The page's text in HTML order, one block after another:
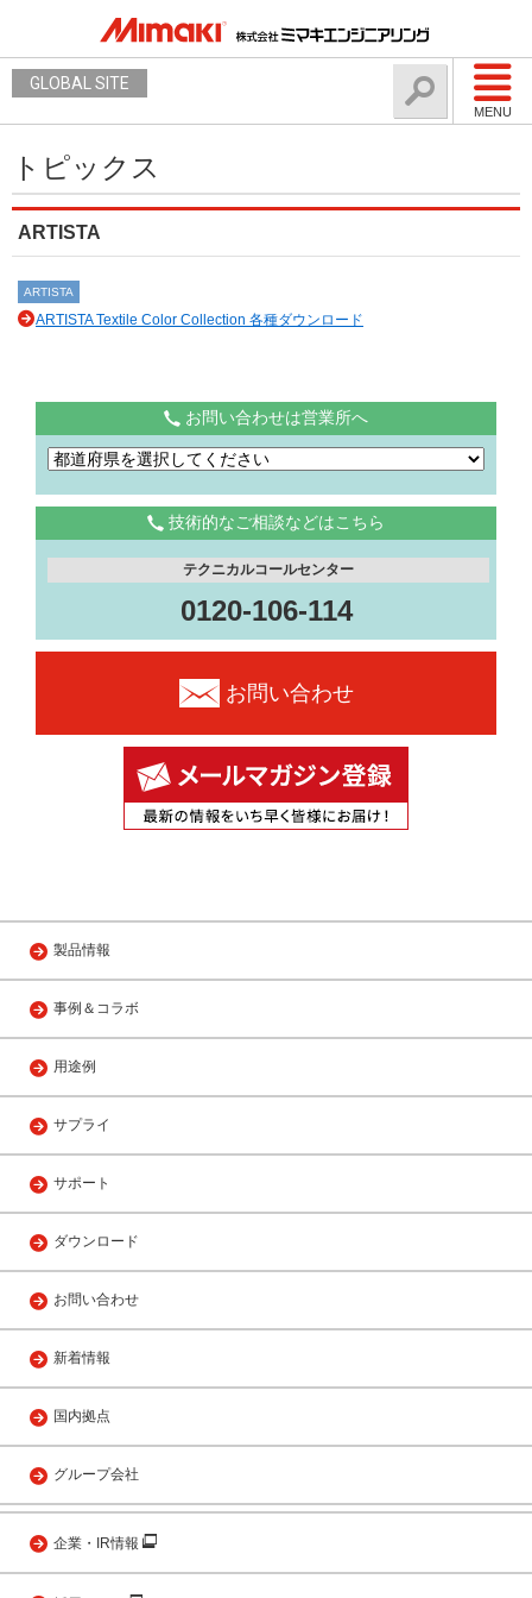
MENU
GLOBAL SITE
トピックス
ARTISTA
ARTISTA
ARTISTA Textile Color Collection 各種ダウンロード
お問い合わせは営業所へ
技術的なご相談などはこちら
テクニカルコールセンター
0120-106-114
お問い合わせ
製品情報
事例＆コラボ
用途例
サプライ
サポート
ダウンロード
お問い合わせ
新着情報
国内拠点
グループ会社
企業・IR情報